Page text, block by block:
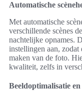
Automatische
Met automatische
verschillende scènes
nachtelijke opnames.
instellingen aan,
maken van de foto.
kwaliteit, zelfs in
Beeldoptimalisatie